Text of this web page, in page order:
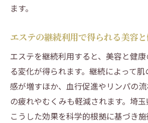
ます。
エステの継続利用で得られる美容
エステを継続利用すると、美容と健
る変化が得られます。継続によって
感が増すほか、血行促進やリンパの
の疲れやむくみも軽減されます。埼玉
こうした効果を科学的根拠に基づき